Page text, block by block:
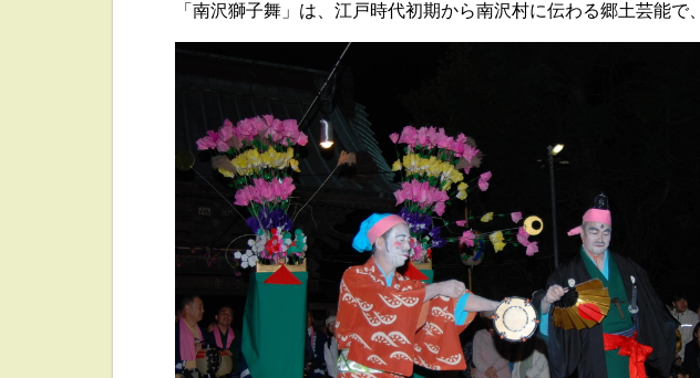
「南沢獅子舞」は、江戸時代初期から南沢村に伝わる郷土芸能